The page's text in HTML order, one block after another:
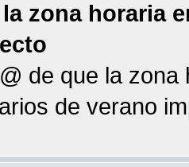
zona horaria
de que la
de verano